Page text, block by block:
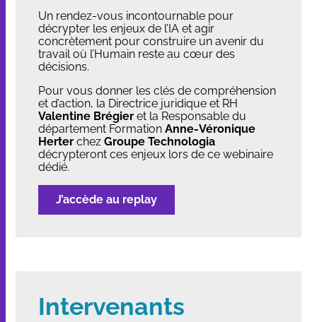
Un rendez-vous incontournable pour
décrypter les enjeux de l’IA et agir
concrètement pour construire un avenir du
travail où l’Humain reste au cœur des
décisions.
Pour vous donner les clés de compréhension
et d’action, la Directrice juridique et RH
Valentine Brégier et la Responsable du
département FormationAnne-Véronique
Herter chezGroupe Technologia
décrypteront ces enjeux lors de ce webinaire
dédié.
J’accède au replay
Intervenants